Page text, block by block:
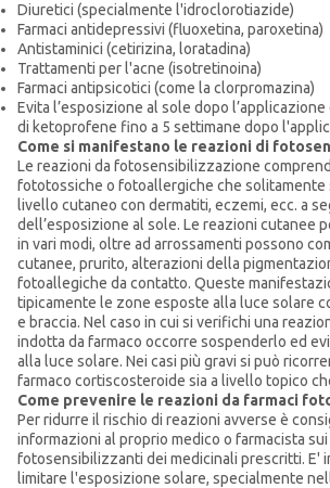
Diuretici (specialmente l'idroclorotiazide)
Farmaci antidepressivi (fluoxetina, paroxetina)
Antistaminici (cetirizina, loratadina)
Trattamenti per l'acne (isotretinoina)
Farmaci antipsicotici (come la clorpromazina)
Evita l’esposizione al sole dopo
di ketoprofene fino a 5 settimane dopo
Come si manifestano le reazioni di
Le reazioni da fotosensibilizzazione
fototossiche o fotoallergiche che solitamente
livello cutaneo con dermatiti, eczemi, ecc. a
dell’esposizione al sole. Le reazioni cutanee
in vari modi, oltre ad arrossamenti possono
cutanee, prurito, alterazioni della
fotoallegiche da contatto. Queste
tipicamente le zone esposte alla luce solare
e braccia. Nel caso in cui si verifichi una
indotta da farmaco occorre sospenderlo ed
alla luce solare. Nei casi più gravi si può
farmaco cortiscosteroide sia a livello topico
Come prevenire le reazioni da farmaci
Per ridurre il rischio di reazioni avverse è
informazioni al proprio medico o farmacista
fotosensibilizzanti dei medicinali prescritti. E'
limitare l'esposizione solare, specialmente